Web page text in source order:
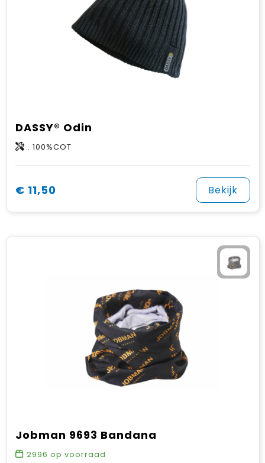
DASSY® Odin
. 100%COT
€ 11,50 Bekijk
Jobman 9693 Bandana
2996 op voorraad